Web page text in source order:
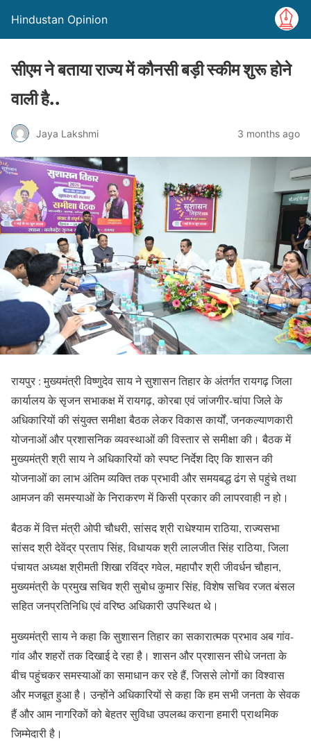
Hindustan Opinion
सीएम ने बताया राज्य में कौनसी बड़ी स्कीम शुरू होने
वाली है..
Jaya Lakshmi 3 months ago
रायपुर : मुख्यमंत्री विष्णुदेव साय ने सुशासन तिहार के अंतर्गत रायगढ़ जिला
कार्यालय के सृजन सभाकक्ष में रायगढ़, कोरबा एवं जांजगीर-चांपा जिले के
अधिकारियों की संयुक्त समीक्षा बैठक लेकर विकास कार्यों, जनकल्याणकारी
योजनाओं और प्रशासनिक व्यवस्थाओं की विस्तार से समीक्षा की। बैठक में
मुख्यमंत्री श्री साय ने अधिकारियों को स्पष्ट निर्देश दिए कि शासन की
योजनाओं का लाभ अंतिम व्यक्ति तक प्रभावी और समयबद्ध ढंग से पहुंचे तथा
आमजन की समस्याओं के निराकरण में किसी प्रकार की लापरवाही न हो।
बैठक में वित्त मंत्री ओपी चौधरी, सांसद श्री राधेश्याम राठिया, राज्यसभा
सांसद श्री देवेंद्र प्रताप सिंह, विधायक श्री लालजीत सिंह राठिया, जिला
पंचायत अध्यक्ष श्रीमती शिखा रविंद्र गवेल, महापौर श्री जीवर्धन चौहान,
मुख्यमंत्री के प्रमुख सचिव श्री सुबोध कुमार सिंह, विशेष सचिव रजत बंसल
सहित जनप्रतिनिधि एवं वरिष्ठ अधिकारी उपस्थित थे।
मुख्यमंत्री साय ने कहा कि सुशासन तिहार का सकारात्मक प्रभाव अब गांव-
गांव और शहरों तक दिखाई दे रहा है। शासन और प्रशासन सीधे जनता के
बीच पहुंचकर समस्याओं का समाधान कर रहे हैं, जिससे लोगों का विश्वास
और मजबूत हुआ है। उन्होंने अधिकारियों से कहा कि हम सभी जनता के सेवक
हैं और आम नागरिकों को बेहतर सुविधा उपलब्ध कराना हमारी प्राथमिक
जिम्मेदारी है।